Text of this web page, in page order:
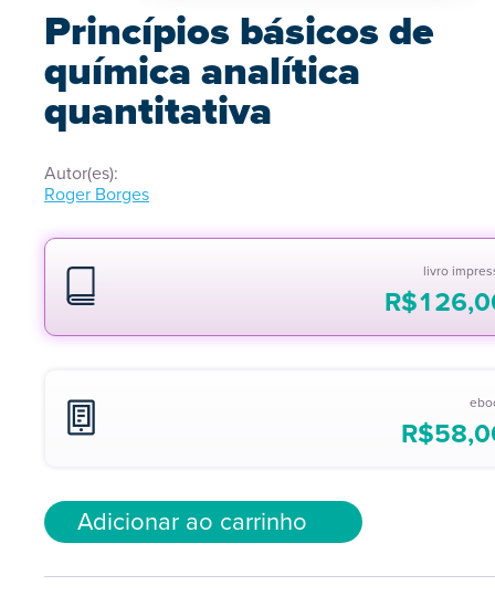
Princípios básicos de
química analítica
quantitativa
Autor(es):
Roger Borges
livro
R$
R$
Adicionar ao carrinho